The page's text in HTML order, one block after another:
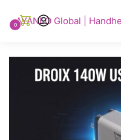
AYANEO Global |
0